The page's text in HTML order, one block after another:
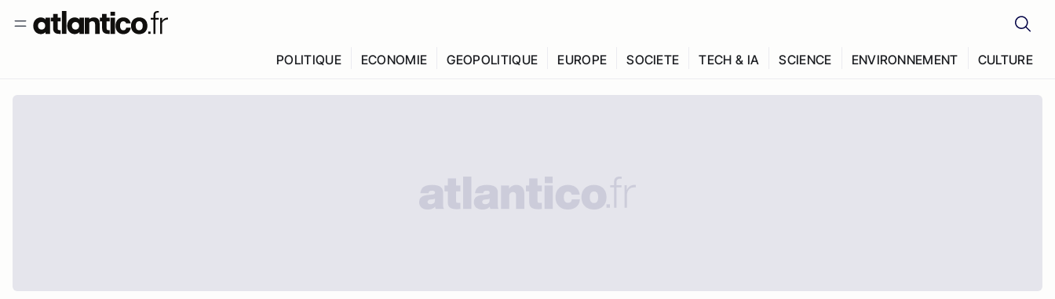
POLITIQUE ECONOMIE GEOPOLITIQUE EUROPE SOCIETE TECH & IA SCIENCE ENVIRONNEMENT CULTURE